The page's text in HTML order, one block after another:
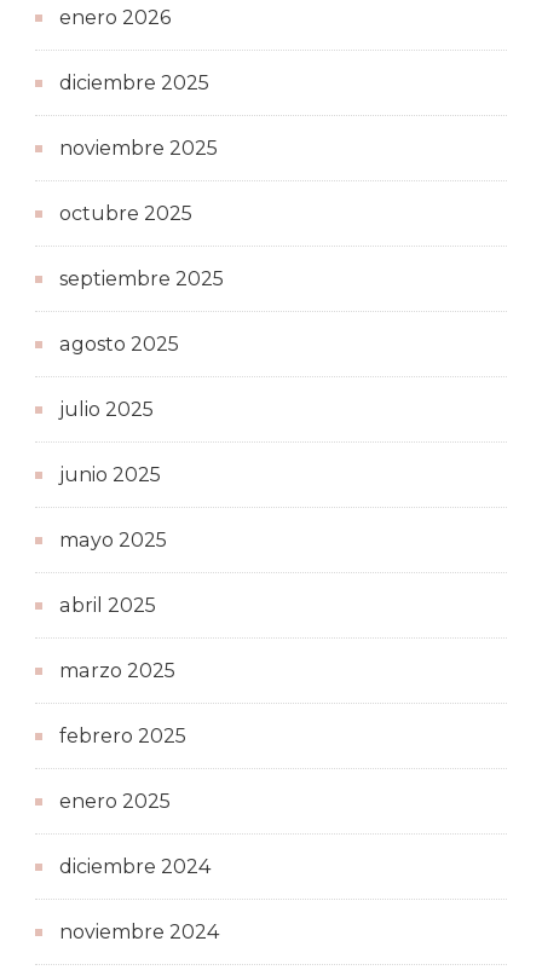
enero 2026
diciembre 2025
noviembre 2025
octubre 2025
septiembre 2025
agosto 2025
julio 2025
junio 2025
mayo 2025
abril 2025
marzo 2025
febrero 2025
enero 2025
diciembre 2024
noviembre 2024